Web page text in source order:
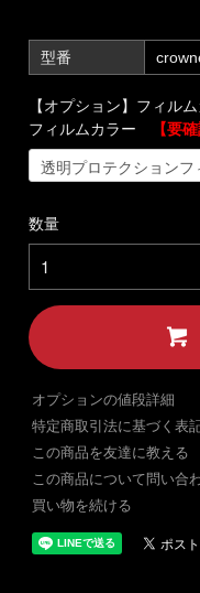
型番
【オプション】フィル
フィルムカラー
【要
数量
オプションの値段詳細
特定商取引法に基づく表
この商品を友達に教える
この商品について問い合
買い物を続ける